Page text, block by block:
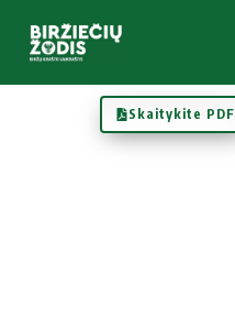
Skaitykite PDF